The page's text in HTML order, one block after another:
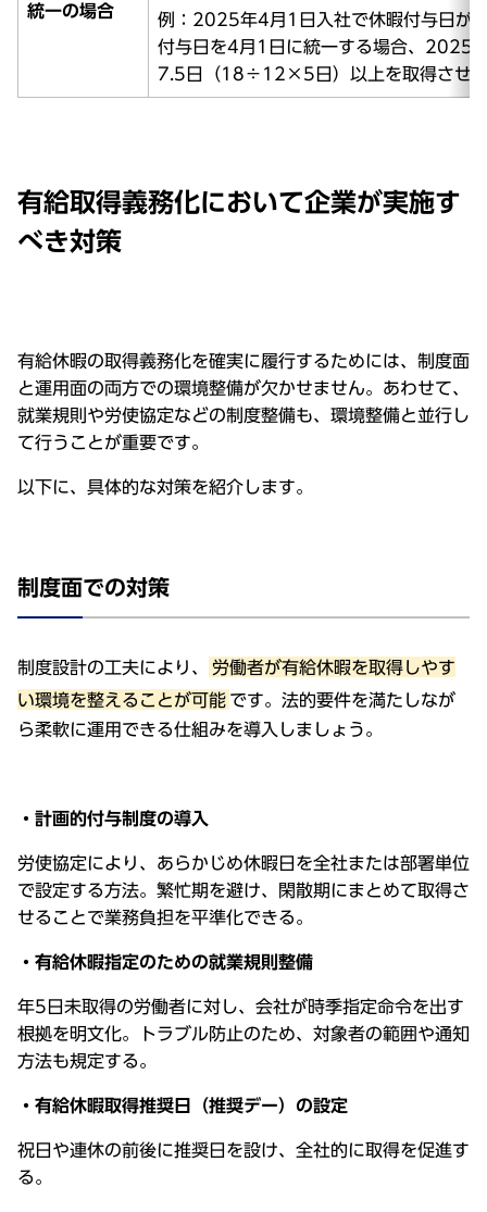
統一の場合
例：2025年4月1日入社で休暇付与日が
付与日を4月1日に統一する場合、
7.5日（18÷12×5日）以上を取得させる
有給取得義務化において企業が実施す
べき対策
有給休暇の取得義務化を確実に履行するためには、制度面
と運用面の両方での環境整備が欠かせません。あわせて、
就業規則や労使協定などの制度整備も、環境整備と並行し
て行うことが重要です。
以下に、具体的な対策を紹介します。
制度面での対策
制度設計の工夫により、
労働者が有給休暇を取得しやす
い環境を整えることが可能 です。法的要件を満たしなが
ら柔軟に運用できる仕組みを導入しましょう。
・計画的付与制度の導入
労使協定により、あらかじめ休暇日を全社または部署単位
で設定する方法。繁忙期を避け、閑散期にまとめて取得さ
せることで業務負担を平準化できる。
・有給休暇指定のための就業規則整備
年5日未取得の労働者に対し、会社が時季指定命令を出す
根拠を明文化。トラブル防止のため、対象者の範囲や通知
方法も規定する。
・有給休暇取得推奨日（推奨デー）の設定
祝日や連休の前後に推奨日を設け、全社的に取得を促進す
る。